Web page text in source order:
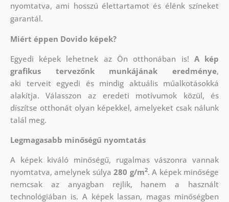
nyomtatva, ami hosszú élettartamot és élénk színeket
garantál.
Miért éppen Dovido képek?
Egyedi képek lehetnek az Ön otthonában is! A kép
grafikus tervezőnk munkájának eredménye,
aki terveit egyedi és mindig aktuális műalkotásokká
alakítja. Válasszon az eredeti motívumok közül, és
díszítse otthonát olyan képekkel, amelyeket csak nálunk
talál meg.
Legmagasabb minőségű nyomtatás
A képek kiváló minőségű, rugalmas vászonra vannak
nyomtatva, amelynek súlya280 g/m2. A képek minősége
nemcsak az anyagban rejlik, hanem a használt
technológiában is. A képek lassan, magas minőségben